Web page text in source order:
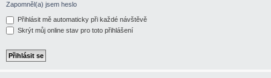
Zapomněl(a) jsem heslo
Přihlásit mě automaticky při každé návštěvě
Skrýt můj online stav pro toto přihlášení